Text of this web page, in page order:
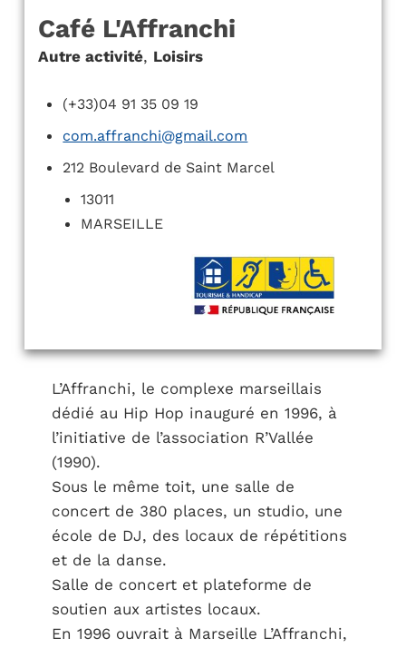
Café L'Affranchi
Autre activité, Loisirs
(+33)04 91 35 09 19
com.affranchi@gmail.com
212 Boulevard de Saint Marcel
13011
MARSEILLE
L’Affranchi, le complexe marseillais
dédié au Hip Hop inauguré en 1996, à
l’initiative de l’association R’Vallée
(1990).
Sous le même toit, une salle de
concert de 380 places, un studio, une
école de DJ, des locaux de répétitions
et de la danse.
Salle de concert et plateforme de
soutien aux artistes locaux.
En 1996 ouvrait à Marseille L’Affranchi,